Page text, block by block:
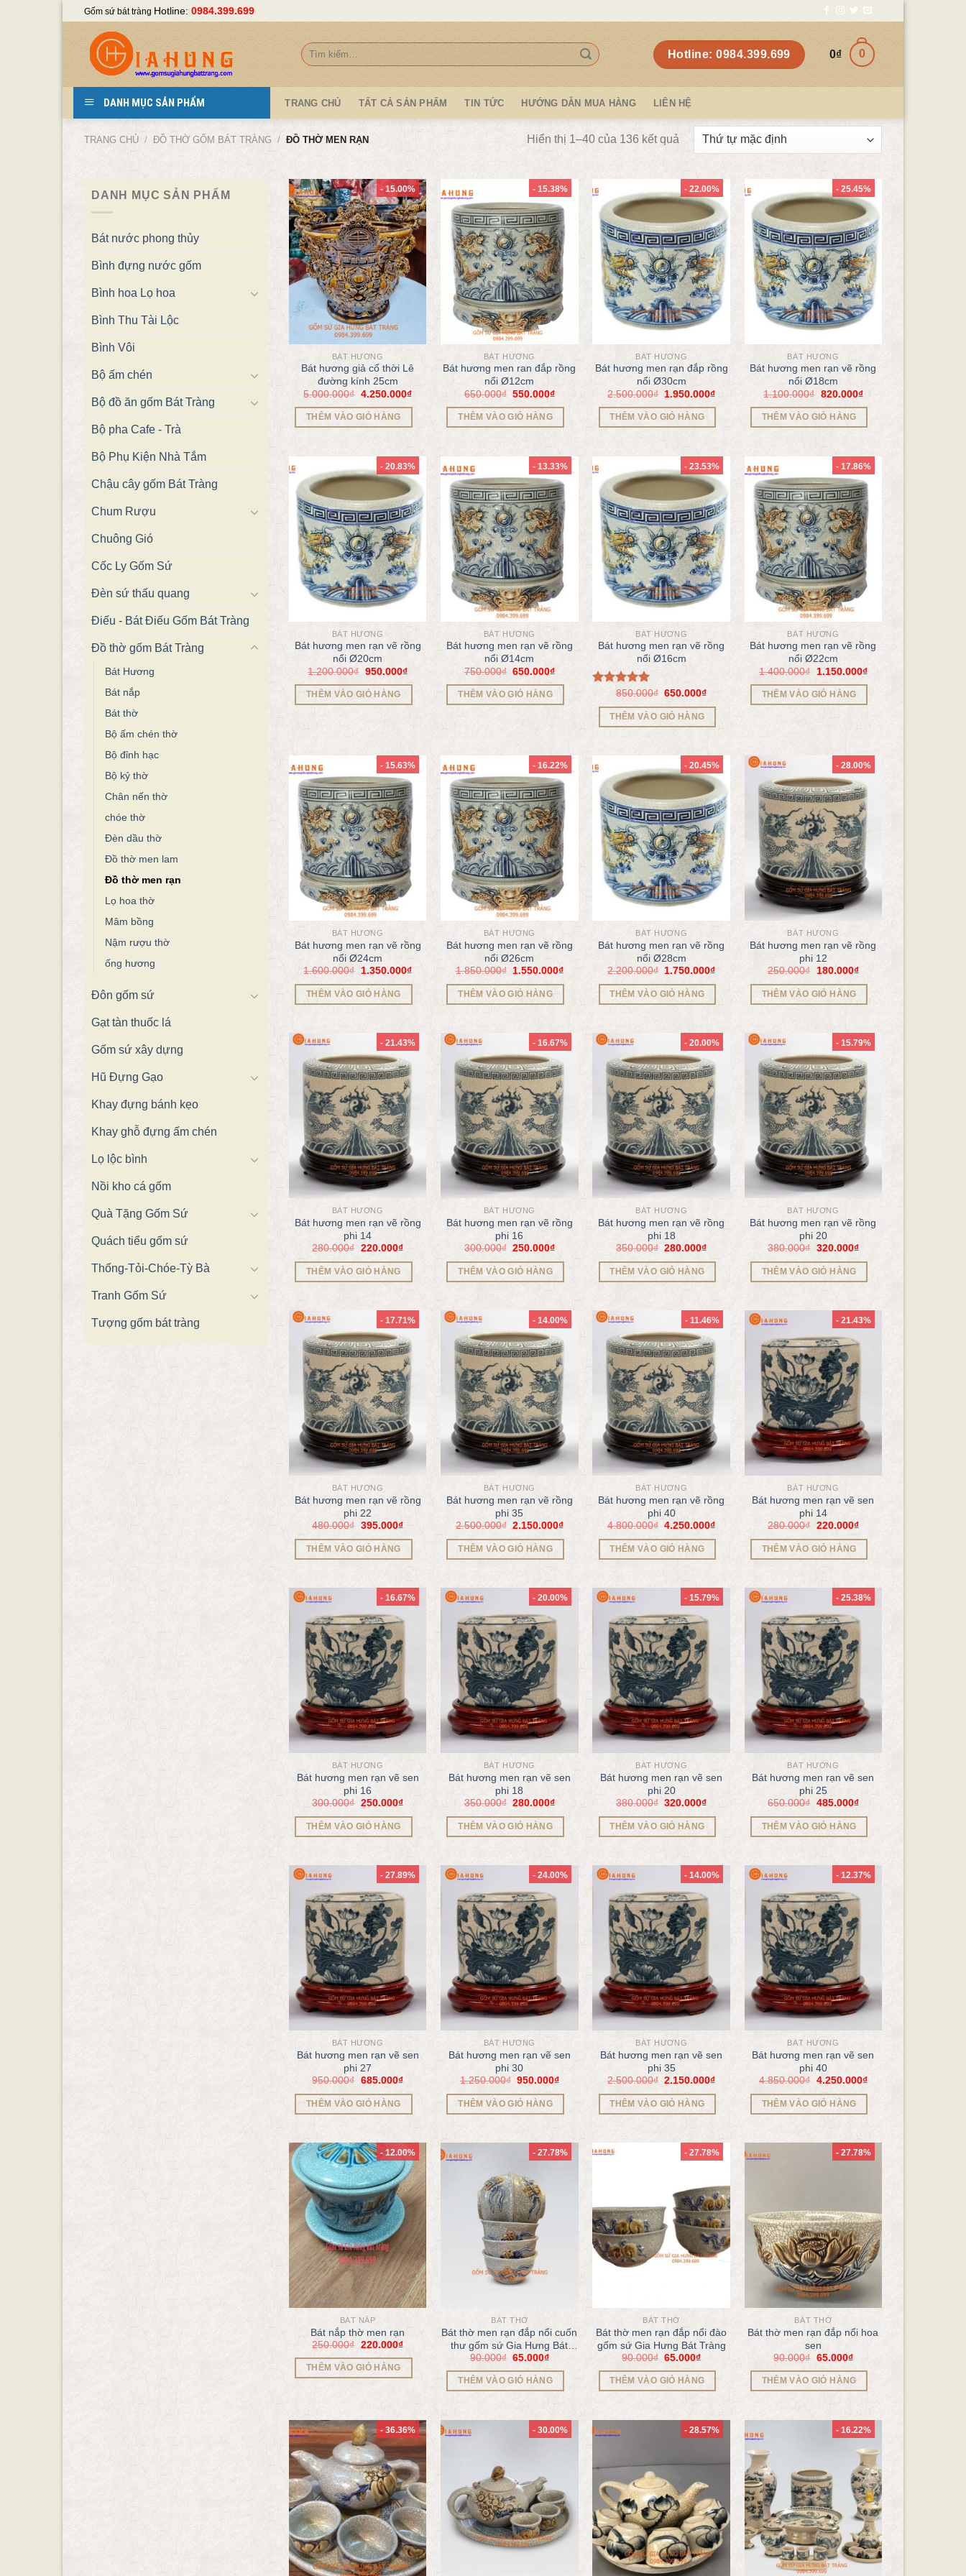
Skip
content
Gốm sứ bát tràng Hotline: 0984.399.699
Tìm
kiếm:
Hotline: 0984.399.699 0₫ 0
DANH MỤC SẢN PHẨM TRANG CHỦ TẤT CẢ SẢN PHẨM TIN TỨC HƯỚNG DẪN MUA HÀNG LIÊN HỆ
TRANG CHỦ / ĐỒ THỜ GỐM BÁT TRÀNG / ĐỒ THỜ MEN RẠN Hiển thị 1–40 của 136 kết quả
DANH MỤC SẢN PHẨM
Bát nước phong thủy
Bình đựng nước gốm
Bình hoa Lọ hoa
Bình Thu Tài Lộc
Bình Vôi
Bộ ấm chén
Bộ đồ ăn gốm Bát Tràng
Bộ pha Cafe - Trà
Bộ Phụ Kiện Nhà Tắm
Chậu cây gốm Bát Tràng
Chum Rượu
Chuông Gió
Cốc Ly Gốm Sứ
Đèn sứ thấu quang
Điếu - Bát Điếu Gốm Bát Tràng
Đồ thờ gốm Bát Tràng
Bát Hương
Bát nắp
Bát thờ
Bộ ấm chén thờ
Bộ đỉnh hạc
Bộ kỷ thờ
Chân nến thờ
chóe thờ
Đèn dầu thờ
Đồ thờ men lam
Đồ thờ men rạn
Lọ hoa thờ
Mâm bồng
Nậm rượu thờ
ống hương
Đôn gốm sứ
Gạt tàn thuốc lá
Gốm sứ xây dựng
Hũ Đựng Gạo
Khay đựng bánh kẹo
Khay ghỗ đựng ấm chén
Lọ lộc bình
Nồi kho cá gốm
Quà Tặng Gốm Sứ
Quách tiểu gốm sứ
Thống-Tỏi-Chóe-Tỳ Bà
Tranh Gốm Sứ
Tượng gốm bát tràng
- 15.00%
BÁT HƯƠNG
Bát hương giả cổ thời Lê
đường kính 25cm
5.000.000₫ 4.250.000₫
THÊM VÀO GIỎ HÀNG
- 15.38%
BÁT HƯƠNG
Bát hương men ran đắp rồng
nổi Ø12cm
650.000₫ 550.000₫
THÊM VÀO GIỎ HÀNG
- 22.00%
BÁT HƯƠNG
Bát hương men rạn đắp rồng
nổi Ø30cm
2.500.000₫ 1.950.000₫
THÊM VÀO GIỎ HÀNG
- 25.45%
BÁT HƯƠNG
Bát hương men rạn vẽ rồng
nổi Ø18cm
1.100.000₫ 820.000₫
THÊM VÀO GIỎ HÀNG
- 20.83%
BÁT HƯƠNG
Bát hương men rạn vẽ rồng
nổi Ø20cm
1.200.000₫ 950.000₫
THÊM VÀO GIỎ HÀNG
- 13.33%
BÁT HƯƠNG
Bát hương men rạn vẽ rồng
nổi Ø14cm
750.000₫ 650.000₫
THÊM VÀO GIỎ HÀNG
- 23.53%
BÁT HƯƠNG
Bát hương men rạn vẽ rồng
nổi Ø16cm
Được xếp
hạng5.00
5 sao
850.000₫ 650.000₫
THÊM VÀO GIỎ HÀNG
- 17.86%
BÁT HƯƠNG
Bát hương men rạn vẽ rồng
nổi Ø22cm
1.400.000₫ 1.150.000₫
THÊM VÀO GIỎ HÀNG
- 15.63%
BÁT HƯƠNG
Bát hương men rạn vẽ rồng
nổi Ø24cm
1.600.000₫ 1.350.000₫
THÊM VÀO GIỎ HÀNG
- 16.22%
BÁT HƯƠNG
Bát hương men rạn vẽ rồng
nổi Ø26cm
1.850.000₫ 1.550.000₫
THÊM VÀO GIỎ HÀNG
- 20.45%
BÁT HƯƠNG
Bát hương men rạn vẽ rồng
nổi Ø28cm
2.200.000₫ 1.750.000₫
THÊM VÀO GIỎ HÀNG
- 28.00%
BÁT HƯƠNG
Bát hương men rạn vẽ rồng
phi 12
250.000₫ 180.000₫
THÊM VÀO GIỎ HÀNG
- 21.43%
BÁT HƯƠNG
Bát hương men rạn vẽ rồng
phi 14
280.000₫ 220.000₫
THÊM VÀO GIỎ HÀNG
- 16.67%
BÁT HƯƠNG
Bát hương men rạn vẽ rồng
phi 16
300.000₫ 250.000₫
THÊM VÀO GIỎ HÀNG
- 20.00%
BÁT HƯƠNG
Bát hương men rạn vẽ rồng
phi 18
350.000₫ 280.000₫
THÊM VÀO GIỎ HÀNG
- 15.79%
BÁT HƯƠNG
Bát hương men rạn vẽ rồng
phi 20
380.000₫ 320.000₫
THÊM VÀO GIỎ HÀNG
- 17.71%
BÁT HƯƠNG
Bát hương men rạn vẽ rồng
phi 22
480.000₫ 395.000₫
THÊM VÀO GIỎ HÀNG
- 14.00%
BÁT HƯƠNG
Bát hương men rạn vẽ rồng
phi 35
2.500.000₫ 2.150.000₫
THÊM VÀO GIỎ HÀNG
- 11.46%
BÁT HƯƠNG
Bát hương men rạn vẽ rồng
phi 40
4.800.000₫ 4.250.000₫
THÊM VÀO GIỎ HÀNG
- 21.43%
BÁT HƯƠNG
Bát hương men rạn vẽ sen
phi 14
280.000₫ 220.000₫
THÊM VÀO GIỎ HÀNG
- 16.67%
BÁT HƯƠNG
Bát hương men rạn vẽ sen
phi 16
300.000₫ 250.000₫
THÊM VÀO GIỎ HÀNG
- 20.00%
BÁT HƯƠNG
Bát hương men rạn vẽ sen
phi 18
350.000₫ 280.000₫
THÊM VÀO GIỎ HÀNG
- 15.79%
BÁT HƯƠNG
Bát hương men rạn vẽ sen
phi 20
380.000₫ 320.000₫
THÊM VÀO GIỎ HÀNG
- 25.38%
BÁT HƯƠNG
Bát hương men rạn vẽ sen
phi 25
650.000₫ 485.000₫
THÊM VÀO GIỎ HÀNG
- 27.89%
BÁT HƯƠNG
Bát hương men rạn vẽ sen
phi 27
950.000₫ 685.000₫
THÊM VÀO GIỎ HÀNG
- 24.00%
BÁT HƯƠNG
Bát hương men rạn vẽ sen
phi 30
1.250.000₫ 950.000₫
THÊM VÀO GIỎ HÀNG
- 14.00%
BÁT HƯƠNG
Bát hương men rạn vẽ sen
phi 35
2.500.000₫ 2.150.000₫
THÊM VÀO GIỎ HÀNG
- 12.37%
BÁT HƯƠNG
Bát hương men rạn vẽ sen
phi 40
4.850.000₫ 4.250.000₫
THÊM VÀO GIỎ HÀNG
- 12.00%
BÁT NẮP
Bát nắp thờ men rạn
250.000₫ 220.000₫
THÊM VÀO GIỎ HÀNG
- 27.78%
BÁT THỜ
Bát thờ men rạn đắp nổi cuốn
thư gốm sứ Gia Hưng Bát
Tràng
90.000₫ 65.000₫
THÊM VÀO GIỎ HÀNG
- 27.78%
BÁT THỜ
Bát thờ men rạn đắp nổi đào
gốm sứ Gia Hưng Bát Tràng
90.000₫ 65.000₫
THÊM VÀO GIỎ HÀNG
- 27.78%
BÁT THỜ
Bát thờ men rạn đắp nổi hoa
sen
90.000₫ 65.000₫
THÊM VÀO GIỎ HÀNG
- 36.36% - 30.00% - 28.57% - 16.22%